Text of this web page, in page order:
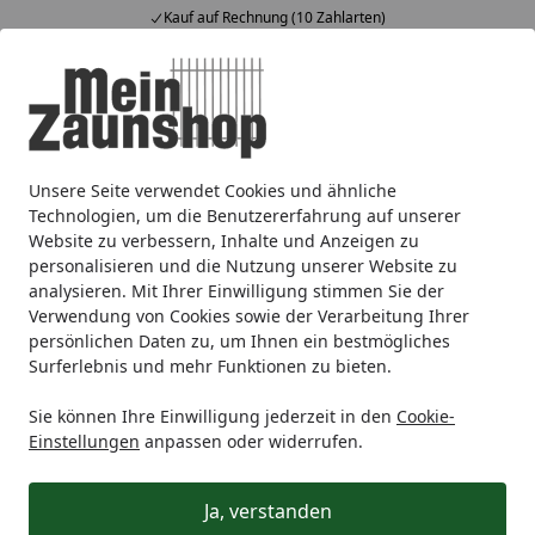
Unsere Seite verwendet Cookies und ähnliche
Technologien, um die Benutzererfahrung auf unserer
Website zu verbessern, Inhalte und Anzeigen zu
personalisieren und die Nutzung unserer Website zu
analysieren. Mit Ihrer Einwilligung stimmen Sie der
Verwendung von Cookies sowie der Verarbeitung Ihrer
persönlichen Daten zu, um Ihnen ein bestmögliches
Surferlebnis und mehr Funktionen zu bieten.
Sie können Ihre Einwilligung jederzeit in den Cookie-
Einstellungen anpassen oder widerrufen.
Ja, verstanden
Kauf auf Rechnung (10 Zahlarten)
Alle Produkte
Mein Konto
Suchen
Startseite
Zaunmarken T&J T&J Metallzäune T&J Tore
T&J Sicherheits-
Innensechskantschlüssel 5,5 mm